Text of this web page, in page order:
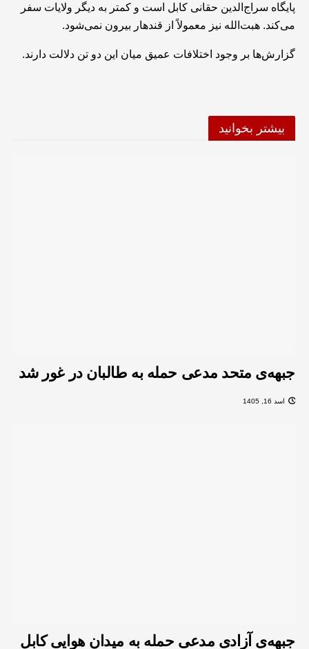
پایگاه سراج‌الدین حقانی کابل است و کمتر به دیگر ولایات سفر
می‌کند. هبت‌الله نیز معمولاً از قندهار بیرون نمی‌شود.
گزارش‌ها بر وجود اختلافات عمیق میان این دو تن دلالت دارند.
بیشتر بخوانید
جبهه‌ی متحد مدعی حمله به طالبان در غور شد
اسد 16, 1405
جبهه‌ی آزادی مدعی حمله به میدان هوایی کابل